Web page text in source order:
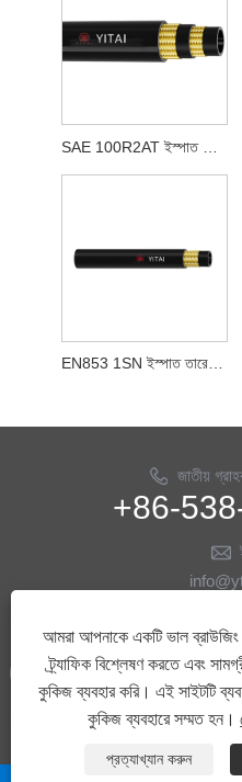
EN853 1SN ইস্পাত তারের বোনা রাবার পায়ের পাতার মোজাবিশেষ
জাতীয়
+86-
কপিরাইট © 2023 শানডং ইয়িতাই হাইড্রোলিক
মোজাবিশেষ, জলবাহী পায়ের পাতার
আমরা আপনাকে একটি ভাল ব্রাউজিং
ট্র্যাফিক বিশ্লেষণ করতে এবং
কুকিজ ব্যবহার করি। এই সাইটটি
কুকিজ ব্যবহারে সম্মত হন।
প্রত্যাখ্যান করুন